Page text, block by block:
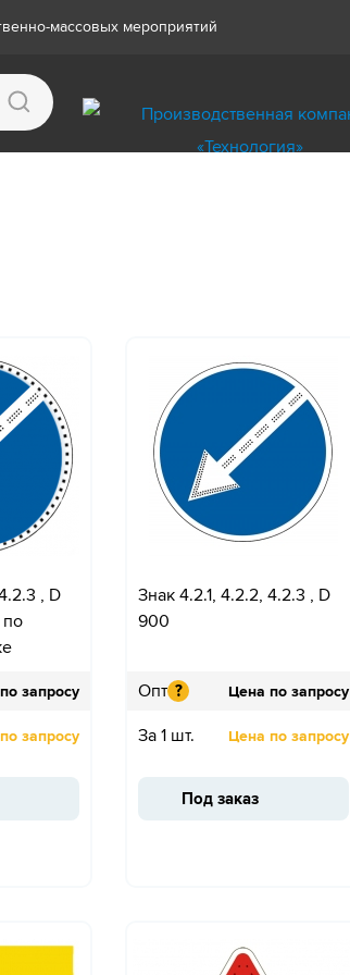
массовых мероприятий
, D
запросу
запросу
Знак 4.2.1, 4.2.2, 4.2.3 , D
900
Опт ? Цена по запросу
За 1 шт. Цена по запросу
Под заказ